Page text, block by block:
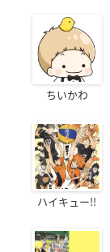
ちいかわ
ハイキュー!!